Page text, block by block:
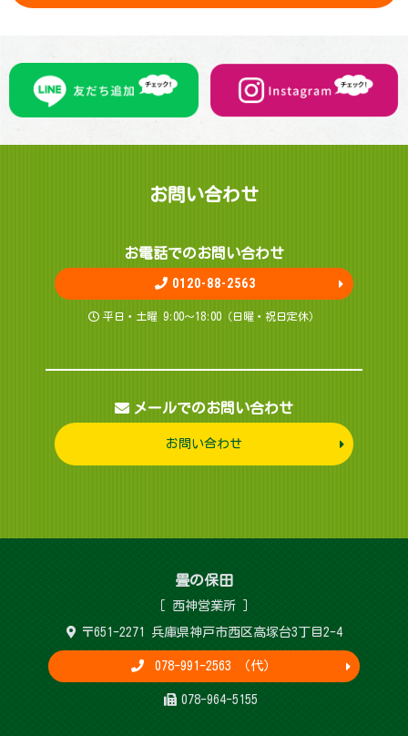
お問 い 合 わ せ
お電話でのお問 い 合 わ せ
0120-88-2563
平日・土曜 9:00～18:00（日曜・祝日定休）
メールでのお問い合わせ
お問い合わせ
畳 の 保 田
［ 西神営 業 所 ］
〒651-2271 兵庫県神戸市西区高塚台3丁目2-4
078-991-2563 （代）
078-964-5155